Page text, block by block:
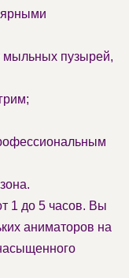
мыльных пузырей,
1 до 5 часов. Вы
аниматоров на